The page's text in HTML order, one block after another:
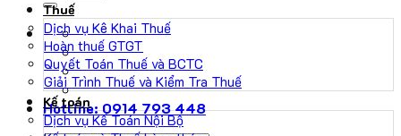
Hotline: 0914 793 448
Thuế
Dịch vụ Kê Khai Thuế
Hoàn thuế GTGT
Quyết Toán Thuế và BCTC
Giải Trình Thuế và Kiểm Tra Thuế
Kế toán
Dịch vụ Kế Toán Nội Bộ